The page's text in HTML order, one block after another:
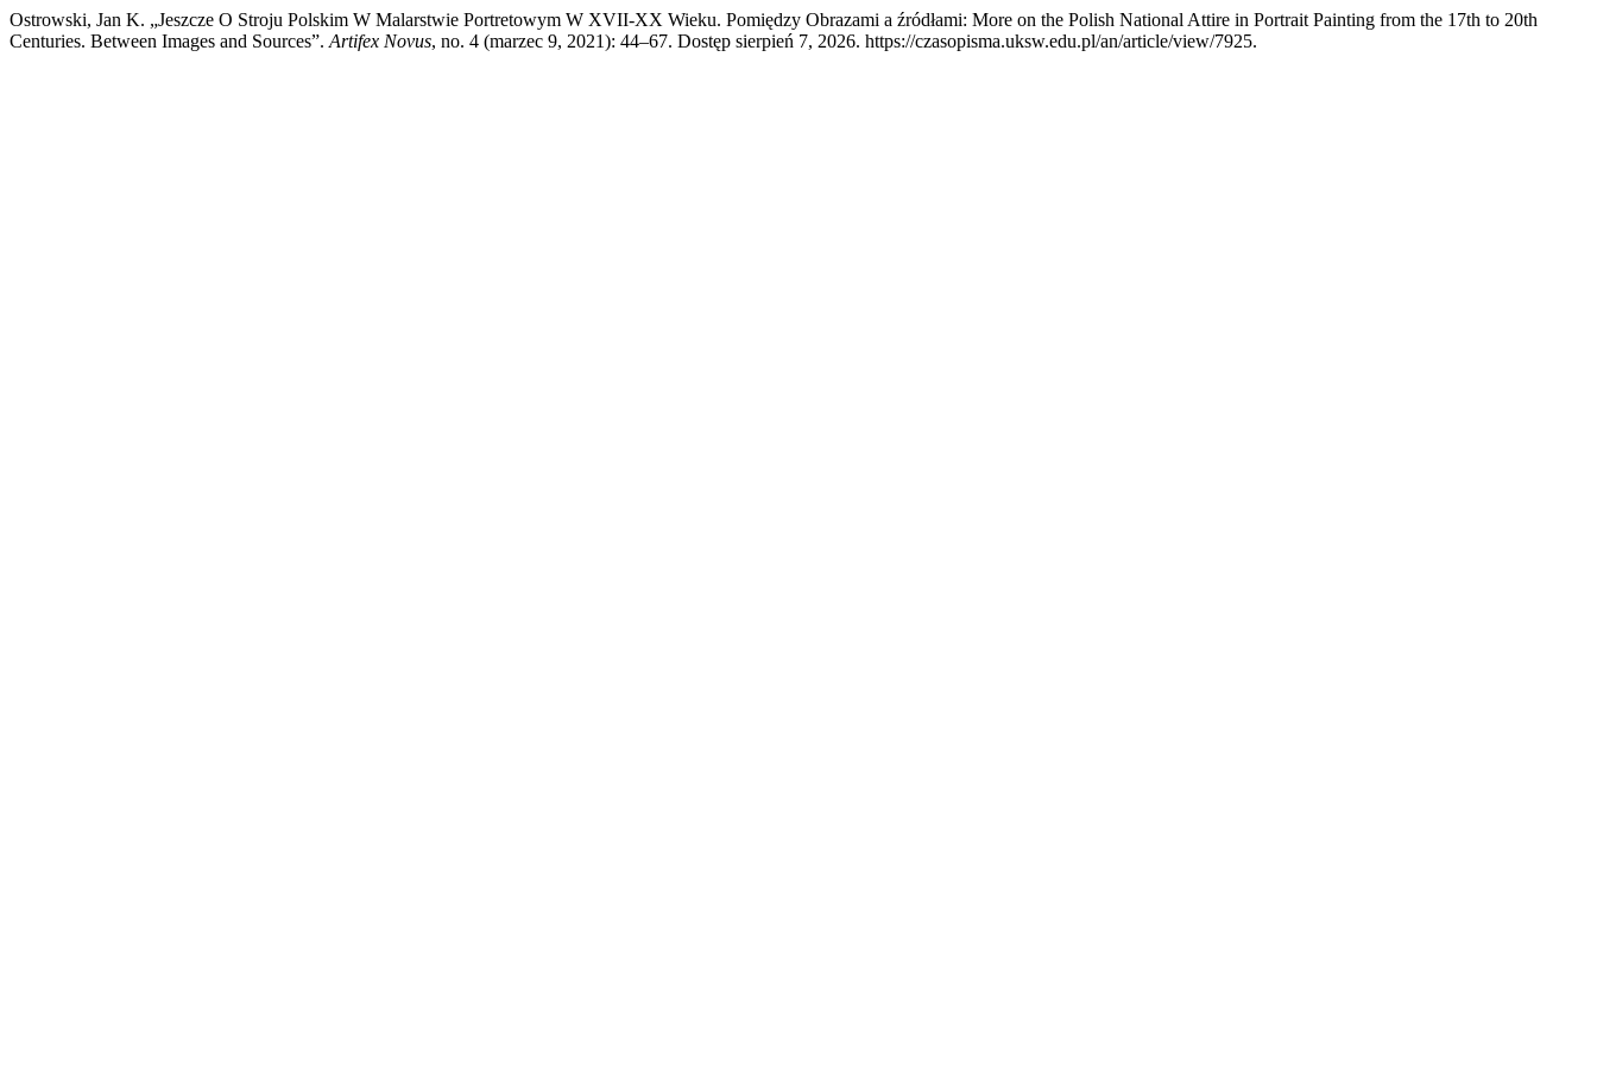
Ostrowski, Jan K. „Jeszcze O Stroju Polskim W Malarstwie Portretowym W XVII-XX Wieku. Pomiędzy Obrazami a źródłami: More on the Polish National Attire in Portrait Painting from the 17th to 20th
Centuries. Between Images and Sources”. Artifex Novus, no. 4 (marzec 9, 2021): 44–67. Dostęp sierpień 7, 2026. https://czasopisma.uksw.edu.pl/an/article/view/7925.